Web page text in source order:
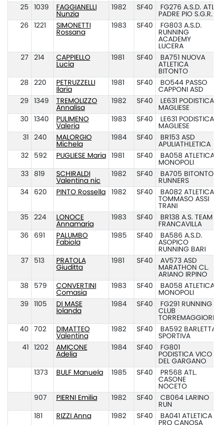
25
1039
FAGGIANELLI
Nunzia
1982 SF40
FG276 A.S.D. ATL.
PADRE PIO S.G.R.
26
1221
SIMONETTI
Rossana
1983 SF40
FG803 A.S.D.
RUNNING
ACADEMY
LUCERA
27
214
CAPPIELLO
Lucia
1981 SF40
BA751 NUOVA
ATLETICA
BITONTO
28
220
PETRUZZELLI
Ilaria
1981 SF40
BO544 PASSO
CAPPONI ASD
29
1349
TREMOLIZZO
Annalisa
1982 SF40
LE631 PODISTICA
MAGLIESE
30
1340
PULIMENO
Valeria
1983 SF40
LE631 PODISTICA
MAGLIESE
31
240
MALORGIO
Michela
1984 SF40
BR153 ASD
APULIATHLETICA
32
592 PUGLIESE Maria 1981 SF40
BA058 ATLETICA
MONOPOLI
33
819
SCHIRALDI
Valentina nic
1982 SF40
BA705 BITONTO
RUNNERS
34
620 PINTO Rossella 1982 SF40
BA082 ATLETICA
TOMMASO ASSI
TRANI
35
224
LONOCE
Annamaria
1983 SF40
BR138 A.S. TEAM
FRANCAVILLA
36
691
PALUMBO
Fabiola
1985 SF40
BA586 A.S.D.
ASOPICO
RUNNING BARI
37
513
PRATOLA
Giuditta
1981 SF40
AV573 ASD
MARATHON CL.
ARIANO IRPINO
38
579
CONVERTINI
Comasia
1983 SF40
BA058 ATLETICA
MONOPOLI
39
1105
DI MASE
Iolanda
1984 SF40
FG291 RUNNING
CLUB
TORREMAGGIORE
40
702
DIMATTEO
Valentina
1982 SF40
BA592 BARLETTA
SPORTIVA
41
1202
AMICONE
Adelia
1984 SF40
FG801
PODISTICA VICO
DEL GARGANO
1373
BULF Manuela 1985 SF40
PR568 ATL.
CASONE
NOCETO
907
PIERNI Emilia 1982 SF40
CB064 LARINO
RUN
181
RIZZI Anna 1982 SF40
BA041 ATLETICA
PRO CANOSA